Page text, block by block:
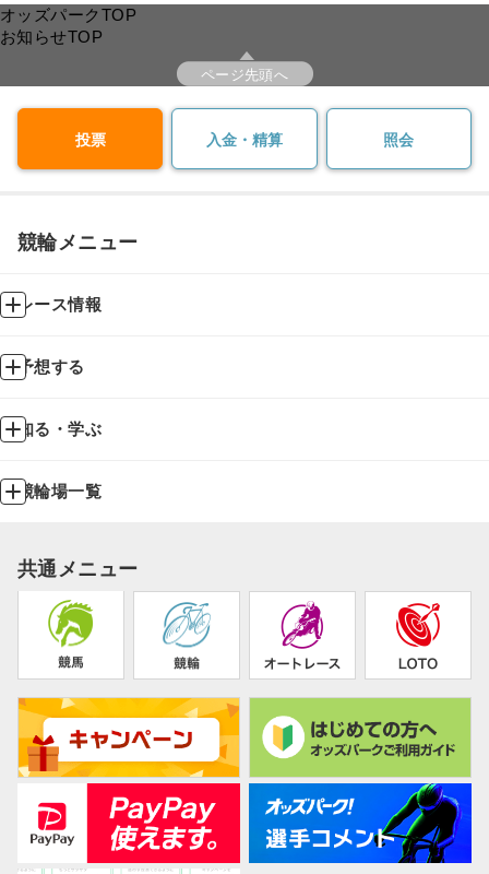
オッズパークTOP
お知らせTOP
ページ先頭へ
投票 入金・精算 照会
競輪メニュー
レース情報
予想する
知る・学ぶ
競輪場一覧
共通メニュー